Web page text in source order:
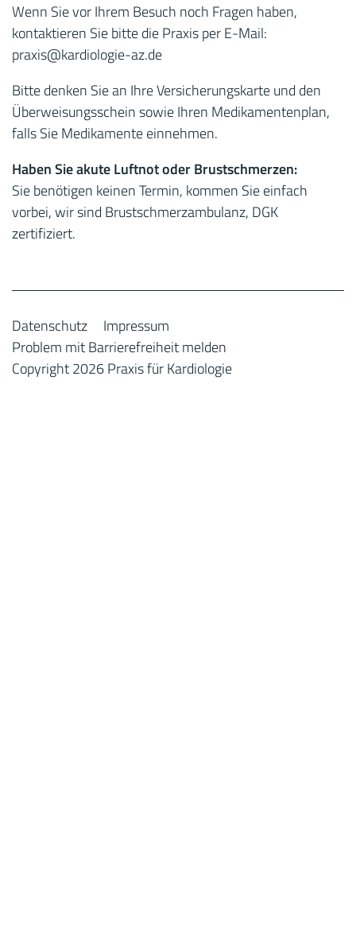
Wenn Sie vor Ihrem Besuch noch Fragen haben,
kontaktieren Sie bitte die Praxis per E-Mail:
praxis@kardiologie-az.de
Bitte denken Sie an Ihre Versicherungskarte und den
Überweisungsschein sowie Ihren Medikamentenplan,
falls Sie Medikamente einnehmen.
Haben Sie akute Luftnot oder Brustschmerzen:
Sie benötigen keinen Termin, kommen Sie einfach
vorbei, wir sind Brustschmerzambulanz, DGK
zertifiziert.
Datenschutz
Impressum
Problem mit Barrierefreiheit melden
Copyright 2026 Praxis für Kardiologie